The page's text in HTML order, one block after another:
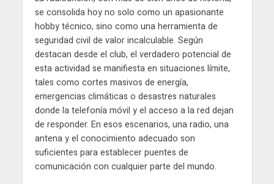
se consolida hoy no solo como un apasionante
hobby técnico, sino como una herramienta de
seguridad civil de valor incalculable. Según
destacan desde el club, el verdadero potencial de
esta actividad se manifiesta en situaciones límite,
tales como cortes masivos de energía,
emergencias climáticas o desastres naturales
donde la telefonía móvil y el acceso a la red dejan
de responder. En esos escenarios, una radio, una
antena y el conocimiento adecuado son
suficientes para establecer puentes de
comunicación con cualquier parte del mundo.